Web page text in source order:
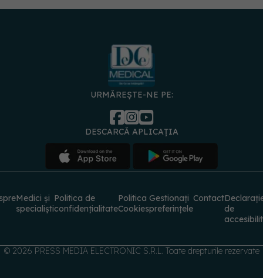
URMĂREȘTE-NE PE:
DESCARCĂ APLICAȚIA
Medici și
specialiști
Politica de
confidențialitate
Politica
Cookies
Gestionați
preferințele
Contact
de
© 2026 PRESS MEDIA ELECTRONIC S.R.L. Toate drepturile rezervate